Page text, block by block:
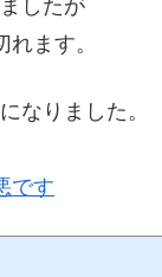
したが
ます。
になりました。
です